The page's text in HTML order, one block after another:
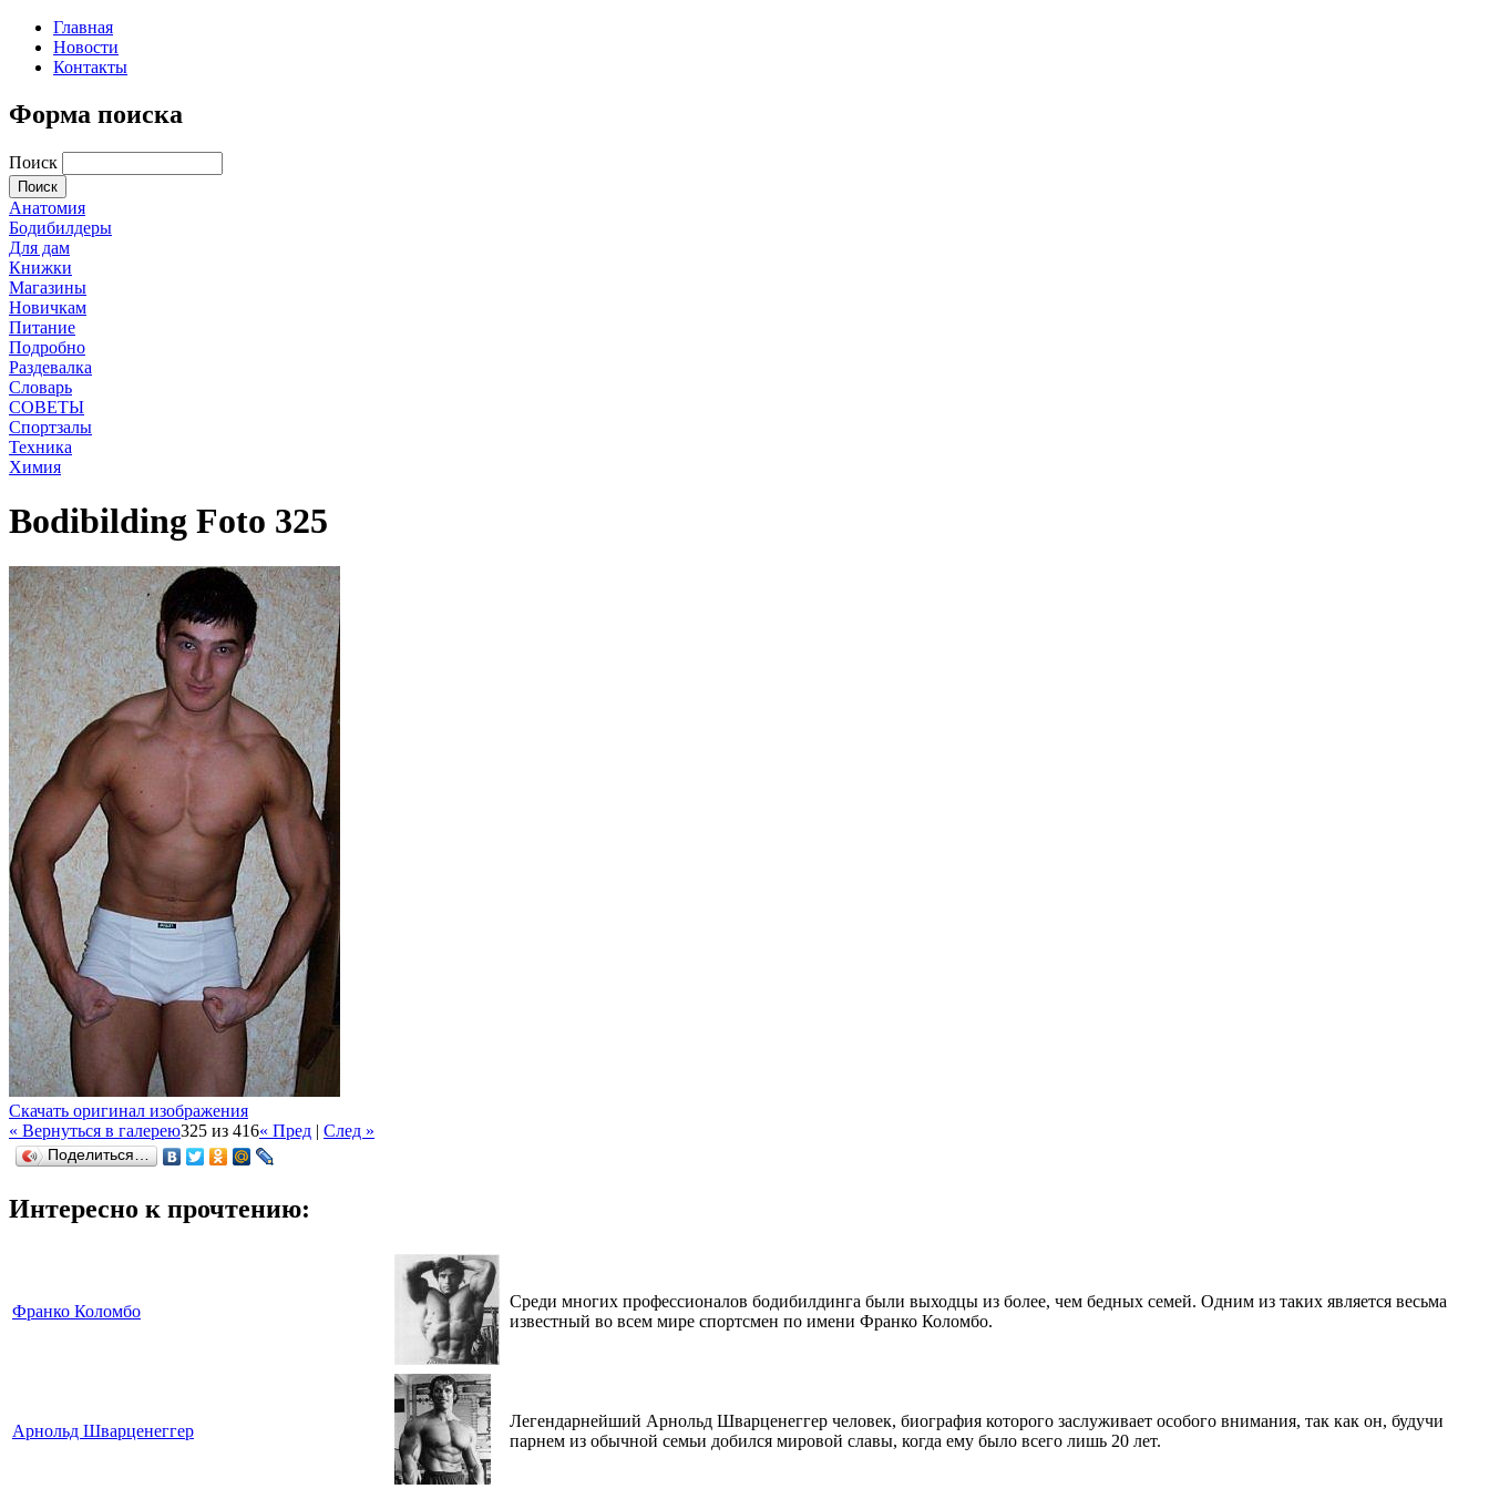
Главная
Новости
Контакты
Форма поиска
Поиск
Анатомия
Бодибилдеры
Для дам
Книжки
Магазины
Новичкам
Питание
Подробно
Раздевалка
Словарь
СОВЕТЫ
Спортзалы
Техника
Химия
Bodibilding Foto 325
Скачать оригинал изображения
« Вернуться в галерею325 из 416« Пред | След »
Поделиться…
Интересно к прочтению:
Франко Коломбо
Среди многих профессионалов бодибилдинга были выходцы из более, чем бедных семей. Одним из таких является весьма
известный во всем мире спортсмен по имени Франко Коломбо.
Арнольд Шварценеггер
Легендарнейший Арнольд Шварценеггер человек, биография которого заслуживает особого внимания, так как он, будучи
парнем из обычной семьи добился мировой славы, когда ему было всего лишь 20 лет.